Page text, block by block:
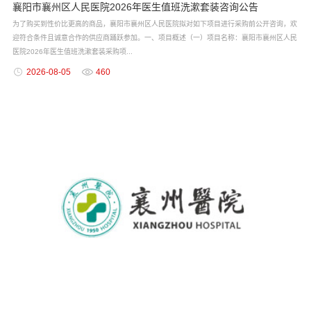
襄阳市襄州区人民医院2026年医生值班洗漱套装咨询公告
为了购买到性价比更高的商品，襄阳市襄州区人民医院拟对如下项目进行采购前公开咨询，欢
迎符合条件且诚意合作的供应商踊跃参加。一、项目概述（一）项目名称：襄阳市襄州区人民
医院2026年医生值班洗漱套装采购项...
2026-08-05 460